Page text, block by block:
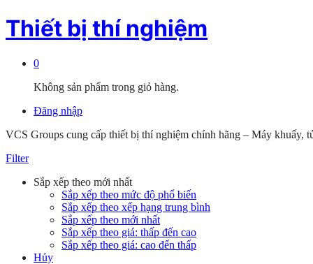
Thiết bị thí nghiệm
0
Không sản phẩm trong giỏ hàng.
Đăng nhập
VCS Groups cung cấp thiết bị thí nghiệm chính hãng – Máy
Filter
Sắp xếp theo mới nhất
Sắp xếp theo mức độ phổ biến
Sắp xếp theo xếp hạng trung bình
Sắp xếp theo mới nhất
Sắp xếp theo giá: thấp đến cao
Sắp xếp theo giá: cao đến thấp
Hủy